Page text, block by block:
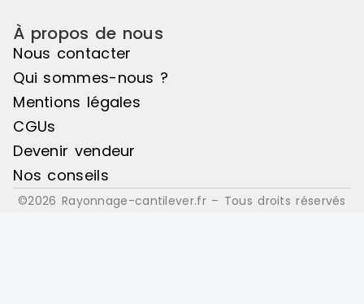
À propos de nous
Nous contacter
Qui sommes-nous ?
Mentions légales
CGUs
Devenir vendeur
Nos conseils
©2026 Rayonnage-cantilever.fr – Tous droits réservés